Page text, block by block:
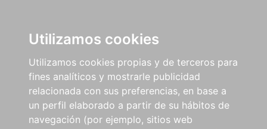
Utilizamos cookies
Utilizamos cookies propias y de terceros para
fines analíticos y mostrarle publicidad
relacionada con sus preferencias, en base a
un perfil elaborado a partir de su hábitos de
navegación (por ejemplo, sitios web